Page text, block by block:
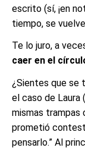
escrito (sí, ¡en
tiempo, se
Te lo juro, a
caer en el
¿Sientes que se
el caso de Laura
mismas trampas
prometió
pensarlo.” Al